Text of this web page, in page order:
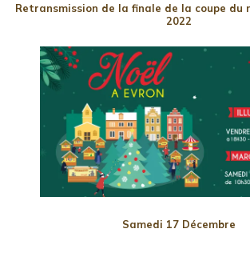
Retransmission de la finale de la coupe du
2022
Samedi 17 Décembre